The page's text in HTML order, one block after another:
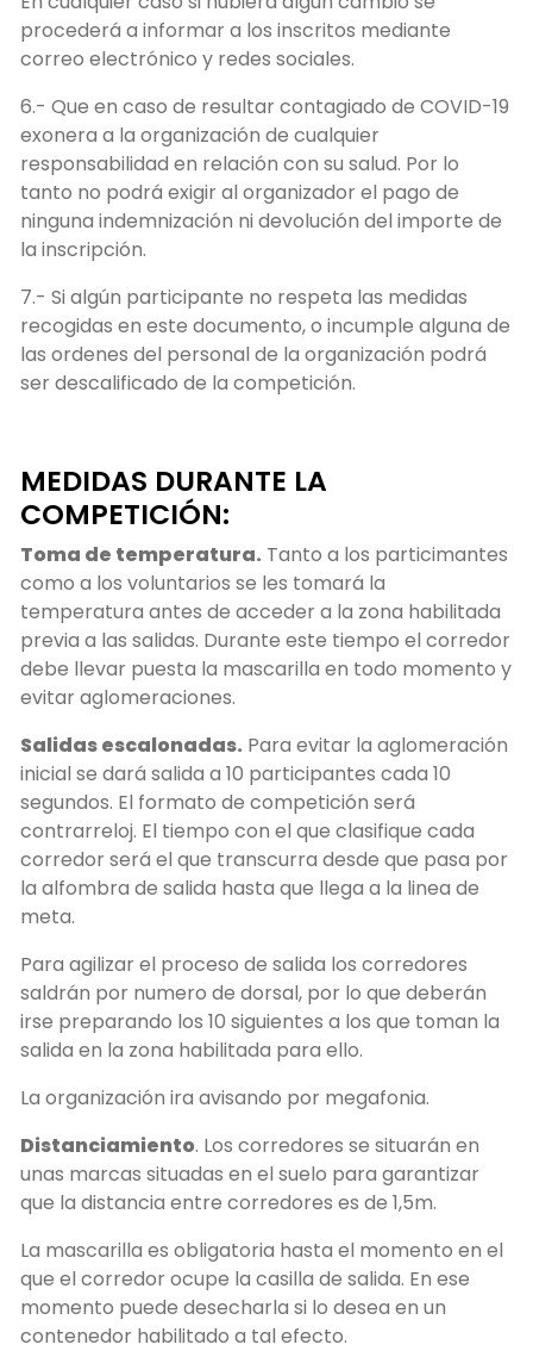
procederá a informar a los inscritos mediante
correo electrónico y redes sociales.
6.- Que en caso de resultar contagiado de COVID-19
exonera a la organización de cualquier
responsabilidad en relación con su salud. Por lo
tanto no podrá exigir al organizador el pago de
ninguna indemnización ni devolución del importe de
la inscripción.
7.- Si algún participante no respeta las medidas
recogidas en este documento, o incumple alguna de
las ordenes del personal de la organización podrá
ser descalificado de la competición.
MEDIDAS DURANTE LA
COMPETICIÓN:
Toma de temperatura. Tanto a los particimantes
como a los voluntarios se les tomará la
temperatura antes de acceder a la zona habilitada
previa a las salidas. Durante este tiempo el corredor
debe llevar puesta la mascarilla en todo momento y
evitar aglomeraciones.
Salidas escalonadas. Para evitar la aglomeración
inicial se dará salida a 10 participantes cada 10
segundos. El formato de competición será
contrarreloj. El tiempo con el que clasifique cada
corredor será el que transcurra desde que pasa por
la alfombra de salida hasta que llega a la linea de
meta.
Para agilizar el proceso de salida los corredores
saldrán por numero de dorsal, por lo que deberán
irse preparando los 10 siguientes a los que toman la
salida en la zona habilitada para ello.
La organización ira avisando por megafonia.
Distanciamiento. Los corredores se situarán en
unas marcas situadas en el suelo para garantizar
que la distancia entre corredores es de 1,5m.
La mascarilla es obligatoria hasta el momento en el
que el corredor ocupe la casilla de salida. En ese
momento puede desecharla si lo desea en un
contenedor habilitado a tal efecto.